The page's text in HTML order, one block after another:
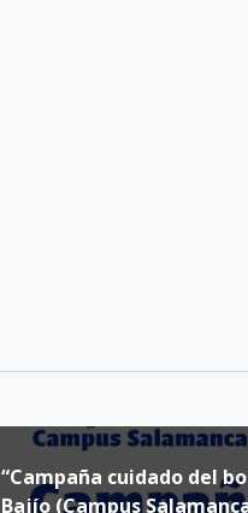
“Campaña cuidado del
Bajío (Campus